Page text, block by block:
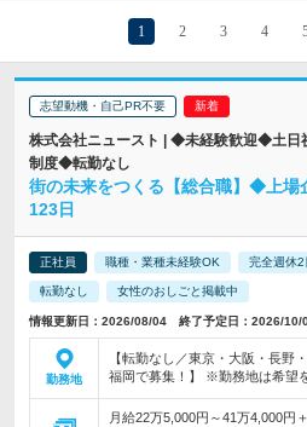
1 2 3 4
志望動機・自己PR不要
株式会社ニュースト | ◆未経験歓迎◆土
制度◆転勤なし
街の未来をつくる【総合職】◆上場
123日
正社員 職種・業種未経験OK 完全週休2
転勤なし 女性のおしごと掲載中
情報更新日：2026/08/04 終了予定日：2026/10/
勤務地
【転勤なし／東京・大阪・長野
福岡で募集！】 ※勤務地は希望
月給22万5,000円～41万4,000円